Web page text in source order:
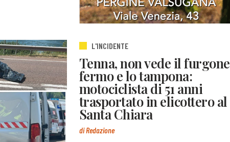
L'INCIDENTE
Tenna, non vede il furgone
fermo e lo tampona:
motociclista di 51 anni
trasportato in elicottero al
Santa Chiara
di Redazione